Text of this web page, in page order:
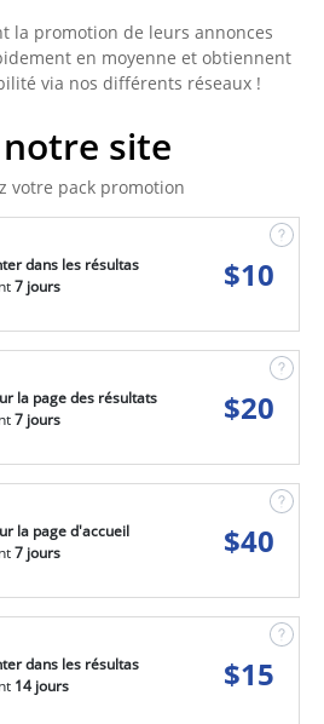
la promotion de leurs annonces
en moyenne et obtiennent
via nos différents réseaux !
site
votre pack promotion
dans les résultas
7 jours $10
la page des résultats
7 jours $20
la page d'accueil
7 jours $40
dans les résultas
14 jours $15